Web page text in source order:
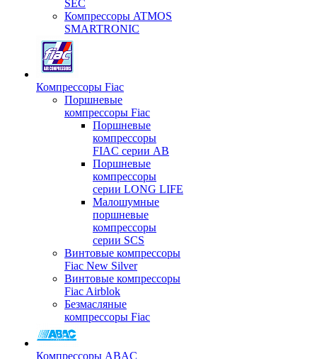
SEC
Компрессоры ATMOS
SMARTRONIC
Компрессоры Fiac
Поршневые
компрессоры Fiac
Поршневые
компрессоры
FIAC серии AB
Поршневые
компрессоры
серии LONG LIFE
Малошумные
поршневые
компрессоры
серии SCS
Винтовые компрессоры
Fiac New Silver
Винтовые компрессоры
Fiac Airblok
Безмасляные
компрессоры Fiac
Компрессоры ABAC